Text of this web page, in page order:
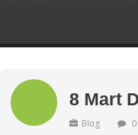
8 Mart
Blog